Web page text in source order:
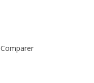
Comparer